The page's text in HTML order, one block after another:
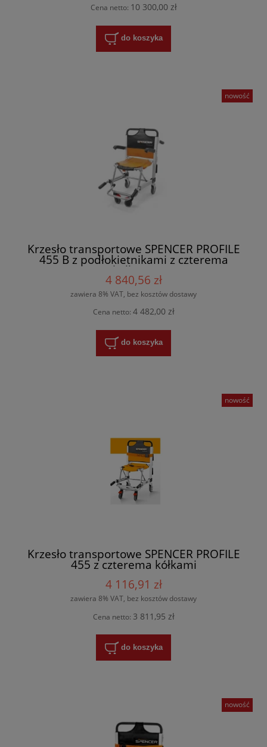
Cena netto: 10 300,00 zł
do koszyka
Krzesło transportowe SPENCER PROFILE
455 B z podłokietnikami z czterema
kółkami
4 840,56 zł
zawiera 8% VAT, bez kosztów dostawy
Cena netto: 4 482,00 zł
do koszyka
nowość
Krzesło transportowe SPENCER PROFILE
455 z czterema kółkami
4 116,91 zł
zawiera 8% VAT, bez kosztów dostawy
Cena netto: 3 811,95 zł
do koszyka
nowość
nowość